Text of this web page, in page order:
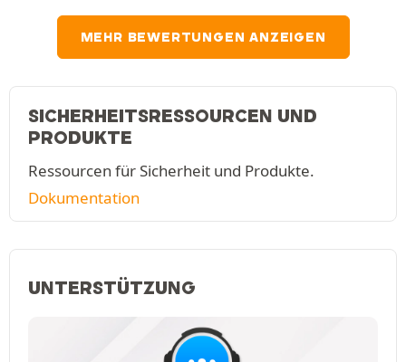
MEHR BEWERTUNGEN ANZEIGEN
SICHERHEITSRESSOURCEN UND
PRODUKTE
Ressourcen für Sicherheit und Produkte.
Dokumentation
UNTERSTÜTZUNG